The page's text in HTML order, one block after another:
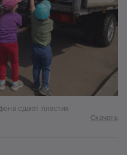
сдают пластик
Скачать